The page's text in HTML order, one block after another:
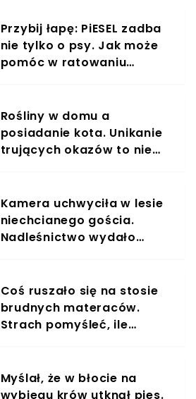
Przybij łapę: PiESEL zadba
nie tylko o psy. Jak może
pomóc w ratowaniu
Rośliny w domu a
posiadanie kota. Unikanie
trujących okazów to nie
Kamera uchwyciła w lesie
niechcianego gościa.
Nadleśnictwo wydało
Coś ruszało się na stosie
brudnych materaców.
Strach pomyśleć, ile
Myślał, że w błocie na
wybiegu krów utknął pies.